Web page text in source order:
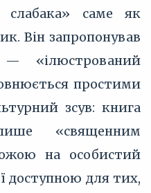
саме як
Він запропонував
«ілюстрований
простими
зсув: книга
«священним
на особистий
доступною для тих,